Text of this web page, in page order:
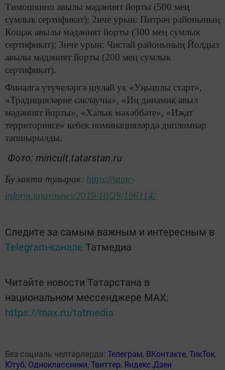
Тимошкино авылы мәдәният йорты (500 мең
сумлык сертификат); 2нче урын: Питрәч районының
Кощак авылы мәдәният йорты (300 мең сумлык
сертификат); 3нче урын: Чистай районының Йолдыз
авылы мәдәният йорты (200 мең сумлык
сертификат).
Финалга үтүчеләргә шулай ук «Уңышлы старт»,
«Традицияләрне саклаучы», «Иң динамик авыл
мәдәният йорты», «Халык мәхәббәте», «Иҗат
территориясе» кебек номинацияләрдә дипломнар
тапшырылды.
Фото: mincult.tatarstan.ru
Бу хакта тулырак: https://tatar-
inform.tatar/news/2019/10/29/196114/
Следите за самым важным и интересным в
Telegram-канале Татмедиа
Читайте новости Татарстана в
национальном мессенджере MАХ:
https://max.ru/tatmedia
Без социаль челтәрләрдә: Телеграм, ВКонтакте,ТикТок,
Ютуб, Одноклассники,Твиттер, Яндекс.Дзен